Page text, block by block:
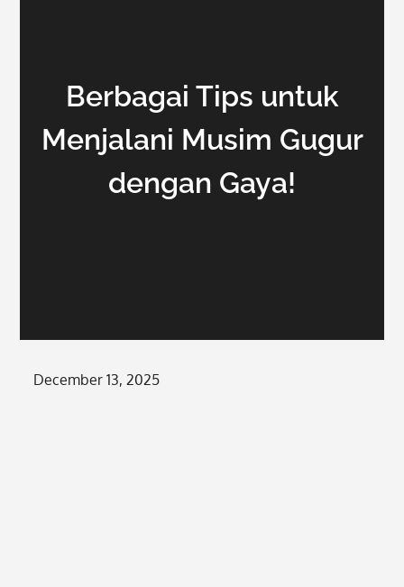
Berbagai Tips untuk
Menjalani Musim Gugur
dengan Gaya!
Posted
December 13, 2025